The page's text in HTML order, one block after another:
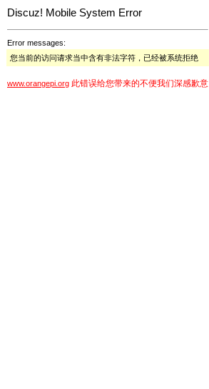
Discuz! Mobile System Error
Error messages:
您当前的访问请求当中含有非法字符，已经被系统拒绝
www.orangepi.org 此错误给您带来的不便我们深感歉意